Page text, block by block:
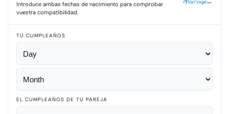
Introduce ambas fechas de nacimiento para comprobar
vuestra compatibilidad.
TU CUMPLEAÑOS
EL CUMPLEAÑOS DE TU PAREJA